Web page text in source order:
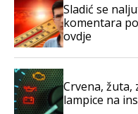
Sladić se
komentara
ovdje
Crvena, žuta,
lampice na